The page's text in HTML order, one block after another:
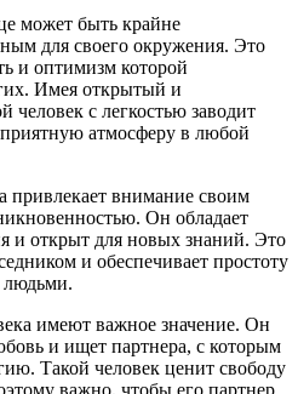
может быть крайне
для своего окружения. Это
и оптимизм которой
Имея открытый и
человек с легкостью заводит
приятную атмосферу в любой
привлекает внимание своим
Он обладает
и открыт для новых знаний. Это
и обеспечивает простоту
имеют важное значение. Он
и ищет партнера, с которым
Такой человек ценит свободу
важно, чтобы его партнер